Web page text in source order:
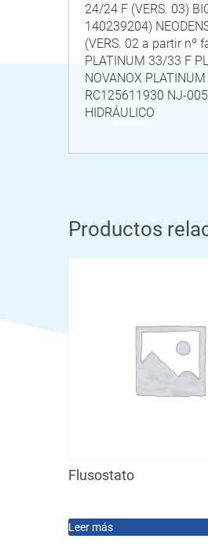
24/24 F (VERS. 03)
140239204)
(VERS. 02 a partir nº
PLATINUM 33/33 F
NOVANOX
RC125611930 NJ-
HIDRÁULICO
Productos
Flusostato
Leer más